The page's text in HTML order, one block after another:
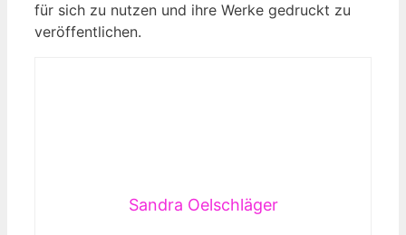
für sich zu nutzen ⁤und ihre Werke gedruckt zu
veröffentlichen.
Sandra Oelschläger